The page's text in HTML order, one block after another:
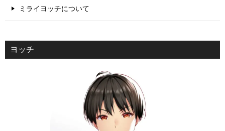
ミライヨッチについて
ヨッチ